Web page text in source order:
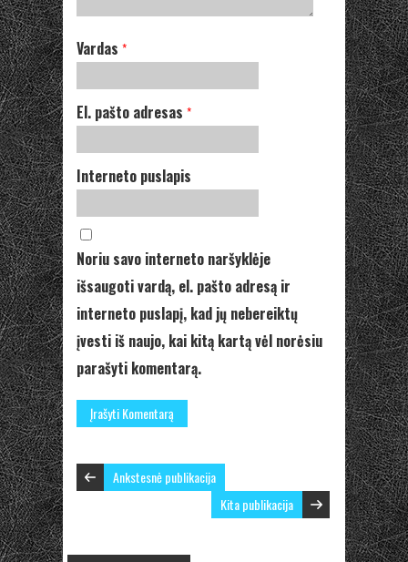
Vardas *
El. pašto adresas *
Interneto puslapis
Noriu savo interneto naršyklėje
išsaugoti vardą, el. pašto adresą ir
interneto puslapį, kad jų nebereiktų
įvesti iš naujo, kai kitą kartą vėl norėsiu
parašyti komentarą.
Ankstesnė publikacija
Kita publikacija